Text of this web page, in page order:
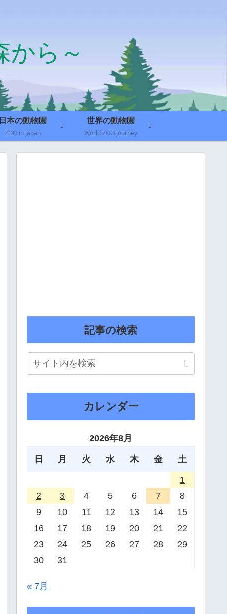
ら～
日本の動物園
ZOO in Japan
世界の動物園
World ZOO journey
記事の検索
カレンダー
2026年8月
日 月 火 水 木 金 土
1
2
3 4 5 6 7
8
9
10 11 12 13 14
15
16
17 18 19 20 21
22
23
24 25 26 27 28
29
30
31
« 7月